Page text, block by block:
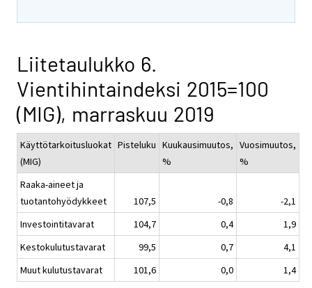
Liitetaulukko 6.
Vientihintaindeksi 2015=100
(MIG), marraskuu 2019
Käyttötarkoitusluokat
(MIG)
Pisteluku Kuukausimuutos,
%
Vuosimuutos,
%
Raaka-aineet ja
tuotantohyödykkeet
107,5 -0,8
-2,1
Investointitavarat
104,7 0,4
1,9
Kestokulutustavarat
99,5 0,7
4,1
Muut kulutustavarat
101,6 0,0 1,4